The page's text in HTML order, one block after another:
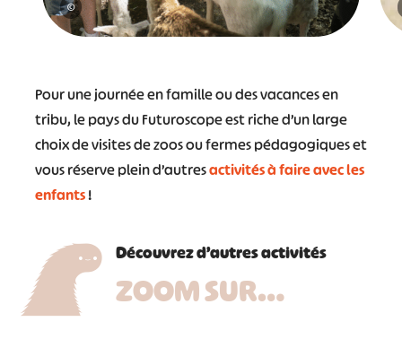
©
Pour une journée en famille ou des vacances en
tribu, le pays du Futuroscope est riche d’un large
choix de visites de zoos ou fermes pédagogiques et
vous réserve plein d’autresactivités à faire avec les
enfants!
Découvrez d’autres activités
ZOOM SUR…